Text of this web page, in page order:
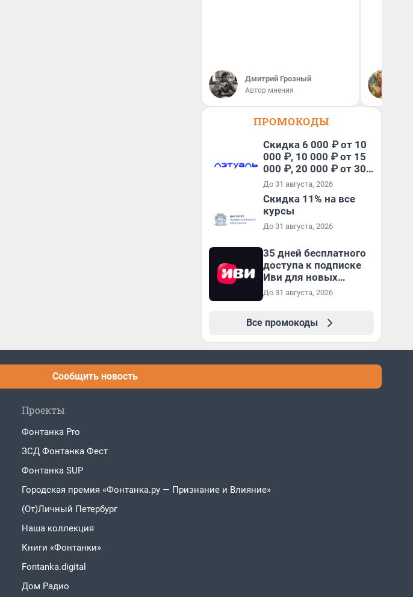
Дмитрий Грозный
Автор мнения
ПРОМОКОДЫ
Скидка 6 000 ₽ от 10
000 ₽, 10 000 ₽ от 15
000 ₽, 20 000 ₽ от 30
000 ₽ и 35 000 ₽ от 50
000 ₽ на первый и все
повторные заказы по
промокоду НАБЕРИ
До 31 августа, 2026
Скидка 11% на все
курсы
До 31 августа, 2026
35 дней бесплатного
доступа к подписке
Иви для новых
пользователей
До 31 августа, 2026
Все промокоды
Сообщить новость
Проекты
Фонтанка Pro
ЗСД Фонтанка Фест
Фонтанка SUP
Городская премия «Фонтанка.ру — Признание и Влияние»
(От)Личный Петербург
Наша коллекция
Книги «Фонтанки»
Fontanka.digital
Дом Радио